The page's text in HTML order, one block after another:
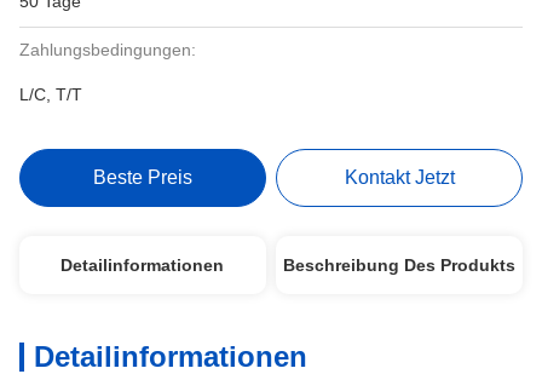
Zahlungsbedingungen:
L/C, T/T
Beste Preis Kontakt Jetzt
Detailinformationen Beschreibung Des Produkts
Detailinformationen